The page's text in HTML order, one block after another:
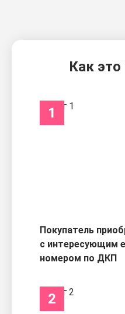
Как это
1
Покупатель
с интересующим
номером по ДКП
2